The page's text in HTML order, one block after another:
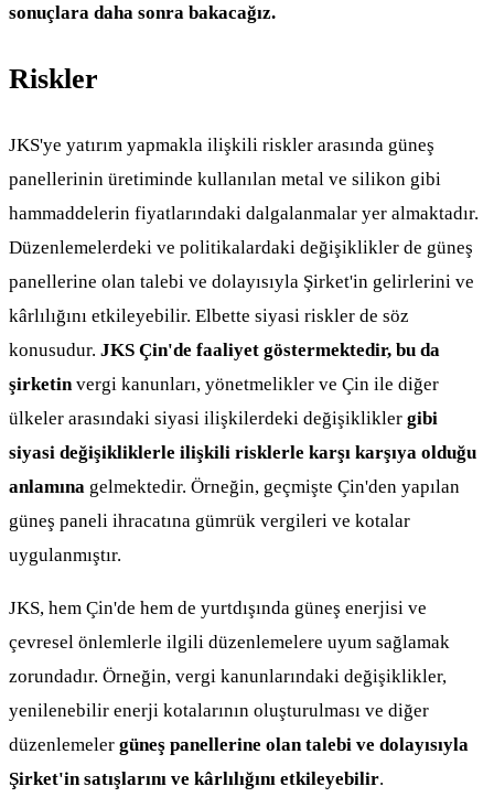
sonuçlara daha sonra bakacağız.
Riskler
JKS'ye yatırım yapmakla ilişkili riskler arasında güneş
panellerinin üretiminde kullanılan metal ve silikon gibi
hammaddelerin fiyatlarındaki dalgalanmalar yer almaktadır.
Düzenlemelerdeki ve politikalardaki değişiklikler de güneş
panellerine olan talebi ve dolayısıyla Şirket'in gelirlerini ve
kârlılığını etkileyebilir. Elbette siyasi riskler de söz
konusudur. JKS Çin'de faaliyet göstermektedir, bu da
şirketinvergi kanunları, yönetmelikler ve Çin ile diğer
ülkeler arasındaki siyasi ilişkilerdeki değişiklikler gibi
siyasi değişikliklerle ilişkili risklerle karşı karşıya olduğu
anlamına gelmektedir. Örneğin, geçmişte Çin'den yapılan
güneş paneli ihracatına gümrük vergileri ve kotalar
uygulanmıştır.
JKS, hem Çin'de hem de yurtdışında güneş enerjisi ve
çevresel önlemlerle ilgili düzenlemelere uyum sağlamak
zorundadır. Örneğin, vergi kanunlarındaki değişiklikler,
yenilenebilir enerji kotalarının oluşturulması ve diğer
düzenlemeler güneş panellerine olan talebi ve dolayısıyla
Şirket'in satışlarını ve kârlılığını etkileyebilir.